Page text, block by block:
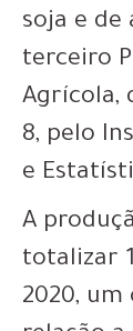
soja e de
terceiro
Agrícola,
8, pelo
e
A
totalizar
2020, um